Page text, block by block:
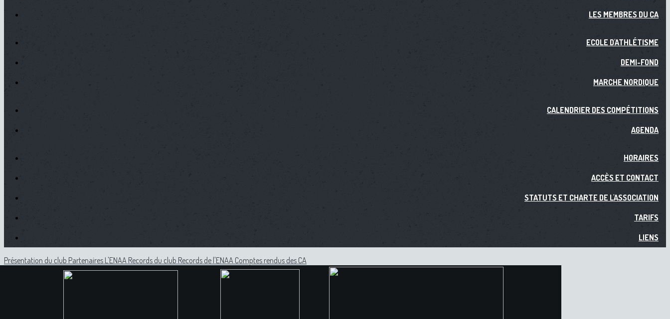
LES MEMBRES DU CA
ECOLE D'ATHLÉTISME
DEMI-FOND
MARCHE NORDIQUE
CALENDRIER DES COMPÉTITIONS
AGENDA
HORAIRES
ACCÈS ET CONTACT
STATUTS ET CHARTE DE L'ASSOCIATION
TARIFS
LIENS
Présentation du club Partenaires L'ENAA Records du club Records de l'ENAA Comptes rendus des CA